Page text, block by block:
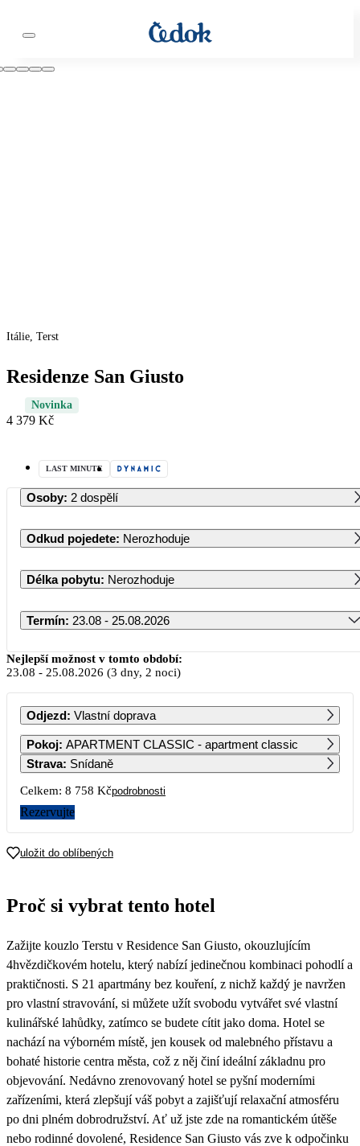
Itálie, Terst
Residenze San Giusto
Novinka
4 379 Kč
LAST MINUTE
Osoby: 2 dospělí
Odkud pojedete: Nerozhoduje
Délka pobytu: Nerozhoduje
Termín: 23.08 - 25.08.2026
Srpen 2026
PO ÚT ST ČT PÁ SO NE
1 2
3 4 5 6 7 8 9
10
17 18
24
4 479
25 26 27
31
4 479
Nejlepší možnost v tomto období:
23.08 - 25.08.2026 (3 dny, 2 noci)
Odjezd: Vlastní doprava
Pokoj: APARTMENT CLASSIC - apartment classic
Strava: Snídaně
Celkem: 8 758 Kčpodrobnosti
Rezervujte
uložit do oblíbených
Proč si vybrat tento hotel
Zažijte kouzlo Terstu v Residence San Giusto, okouzlujícím
4hvězdičkovém hotelu, který nabízí jedinečnou kombinaci pohodlí a
praktičnosti. S 21 apartmány bez kouření, z nichž každý je navržen
pro vlastní stravování, si můžete užít svobodu vytvářet své vlastní
kulinářské lahůdky, zatímco se budete cítit jako doma. Hotel se
nachází na výborném místě, jen kousek od malebného přístavu a
bohaté historie centra města, což z něj činí ideální základnu pro
objevování. Nedávno zrenovovaný hotel se pyšní moderními
zařízeními, která zlepšují váš pobyt a zajišťují relaxační atmosféru
po dni plném dobrodružství. Ať už jste zde na romantickém útěše
nebo rodinné dovolené, Residence San Giusto vás zve k odpočinku